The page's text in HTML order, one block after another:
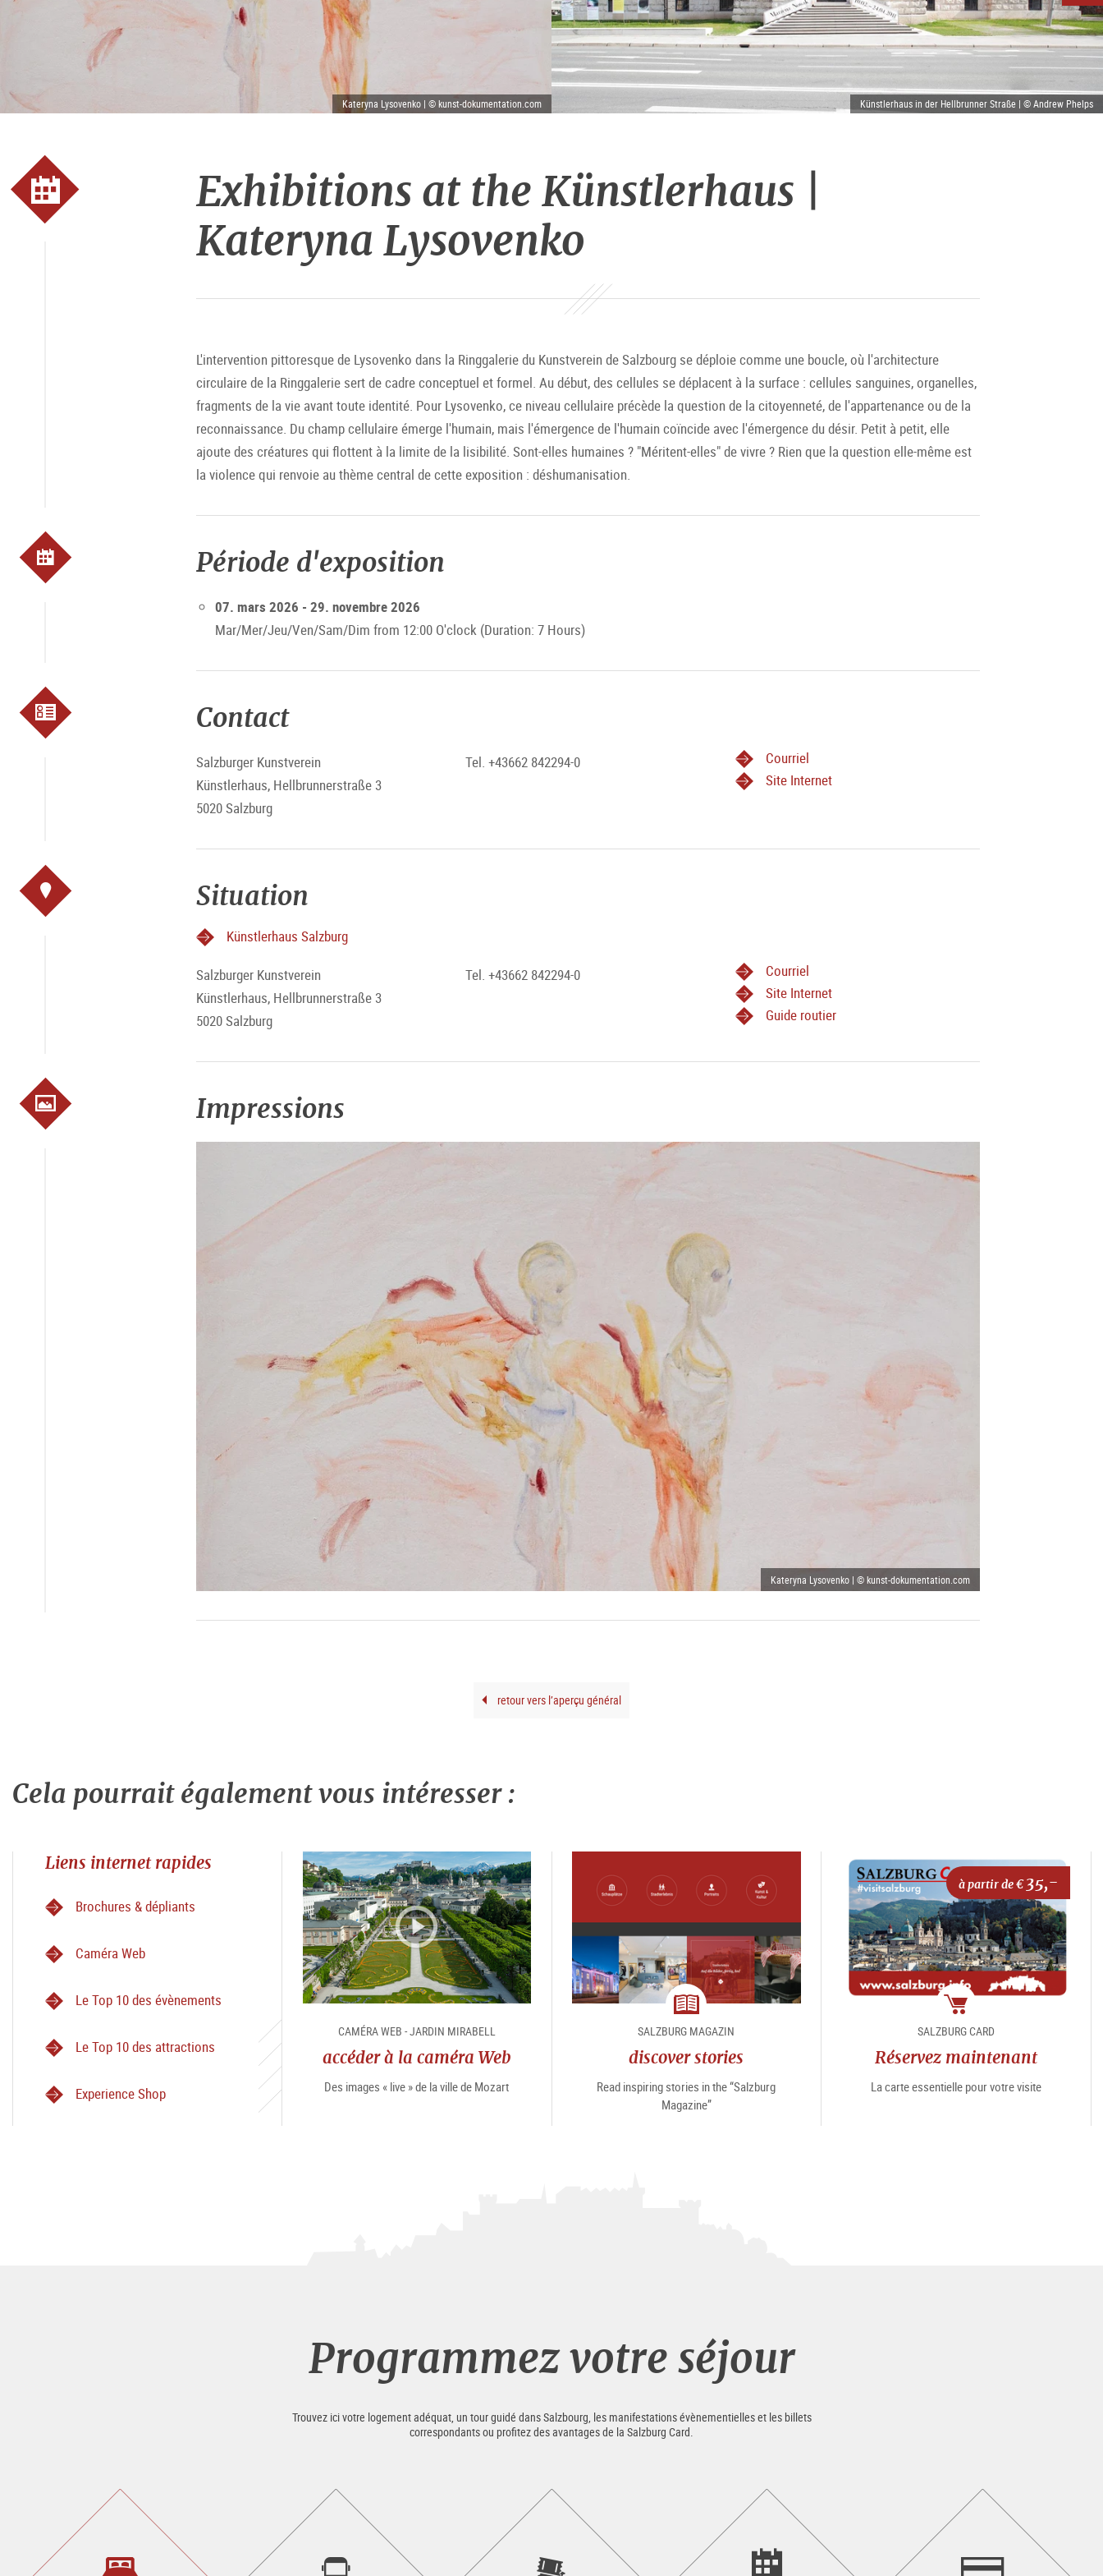
Kateryna Lysovenko | © kunst-dokumentation.com Künstlerhaus in der Hellbrunner Straße | © Andrew Phelps
Exhibitions at the Künstlerhaus |
Kateryna Lysovenko
L'intervention pittoresque de Lysovenko dans la Ringgalerie du Kunstverein de Salzbourg se déploie comme une boucle, où l'architecture
circulaire de la Ringgalerie sert de cadre conceptuel et formel. Au début, des cellules se déplacent à la surface : cellules sanguines, organelles,
fragments de la vie avant toute identité. Pour Lysovenko, ce niveau cellulaire précède la question de la citoyenneté, de l'appartenance ou de la
reconnaissance. Du champ cellulaire émerge l'humain, mais l'émergence de l'humain coïncide avec l'émergence du désir. Petit à petit, elle
ajoute des créatures qui flottent à la limite de la lisibilité. Sont-elles humaines ? "Méritent-elles" de vivre ? Rien que la question elle-même est
la violence qui renvoie au thème central de cette exposition : déshumanisation.
Période d'exposition
07. mars 2026 - 29. novembre 2026
Mar/Mer/Jeu/Ven/Sam/Dim from 12:00 O'clock (Duration: 7 Hours)
Contact
Salzburger Kunstverein
Künstlerhaus, Hellbrunnerstraße 3
5020 Salzburg
Tel. +43662 842294-0
Courriel
Site Internet
Situation
Künstlerhaus Salzburg
Salzburger Kunstverein
Künstlerhaus, Hellbrunnerstraße 3
5020 Salzburg
Tel. +43662 842294-0
Courriel
Site Internet
Guide routier
Impressions
Kateryna Lysovenko | © kunst-dokumentation.com
retour vers l’aperçu général
Cela pourrait également vous intéresser :
Liens internet rapides
Brochures & dépliants
Caméra Web
Le Top 10 des évènements
Le Top 10 des attractions
Experience Shop
CAMÉRA WEB - JARDIN MIRABELL
accéder à la caméra Web
Des images « live » de la ville de Mozart
magazine
SALZBURG MAGAZIN
discover stories
Read inspiring stories in the “Salzburg
Magazine”
à partir de €35,-
Package
SALZBURG CARD
Réservez maintenant
La carte essentielle pour votre visite
Programmez votre séjour
Trouvez ici votre logement adéquat, un tour guidé dans Salzbourg, les manifestations évènementielles et les billets
correspondants ou profitez des avantages de la Salzburg Card.